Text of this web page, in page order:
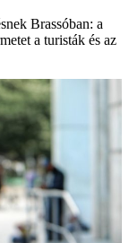
Brassóban: a
a turisták és az